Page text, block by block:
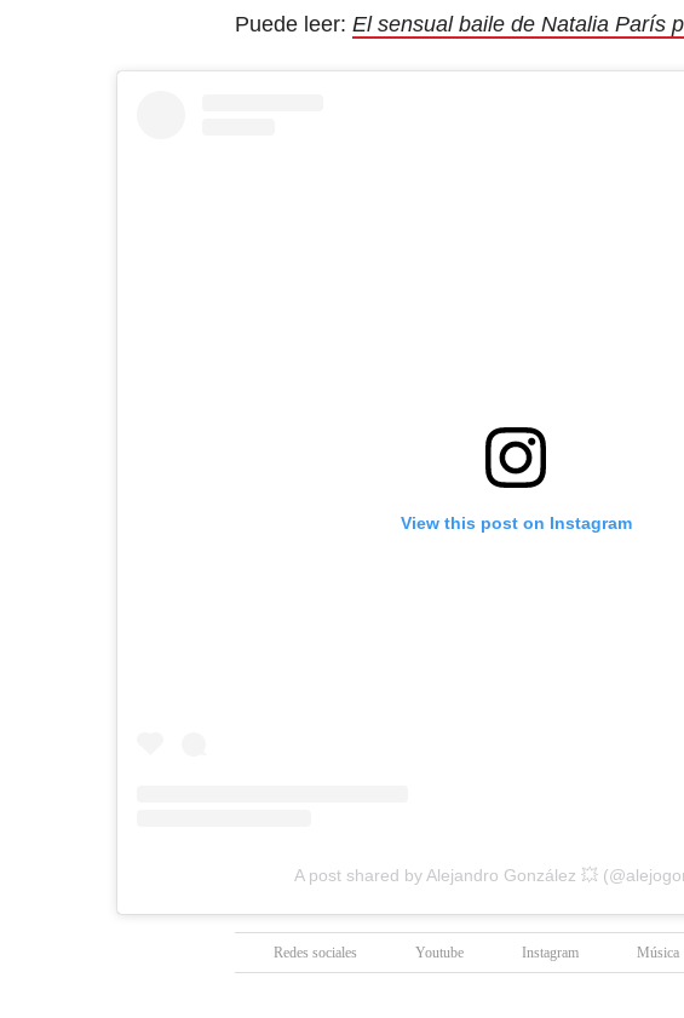
Puede leer: El sensual baile de Natalia París
View this post on Instagram
A post shared by Alejandro González 💥
Redes sociales Youtube Instagram Música